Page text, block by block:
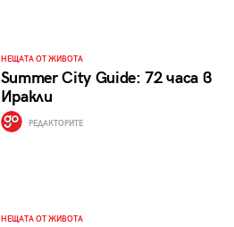
НЕЩАТА ОТ ЖИВОТА
Summer City Guide: 72 часа в
Иракли
РЕДАКТОРИТЕ
НЕЩАТА ОТ ЖИВОТА